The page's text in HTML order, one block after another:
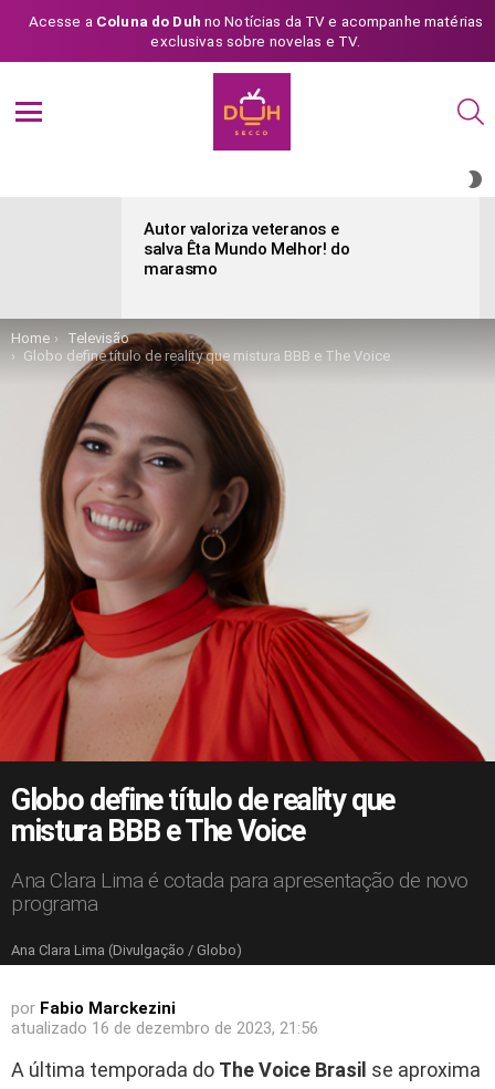
Acesse a Coluna do Duh no Notícias da TV e acompanhe matérias
exclusivas sobre novelas e TV.
Autor valoriza veteranos e
salva Êta Mundo Melhor! do
marasmo
You are here:
Home
Televisão
Globo define título de reality que mistura BBB e The Voice
Globo define título de reality que
mistura BBB e The Voice
Ana Clara Lima é cotada para apresentação de novo
programa
Ana Clara Lima (Divulgação / Globo)
por Fabio Marckezini
atualizado 16 de dezembro de 2023, 21:56
A última temporada do The Voice Brasil se aproxima